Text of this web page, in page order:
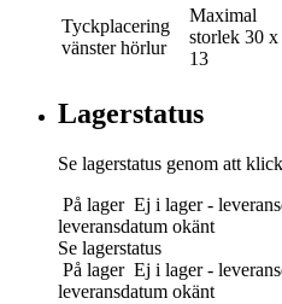
Tyckplacering
vänster hörlur
Maximal
storlek 30 x
13
Lagerstatus
Se lagerstatus genom att
På lager Ej i lager -
leveransdatum okänt
Se lagerstatus
På lager Ej i lager -
leveransdatum okänt